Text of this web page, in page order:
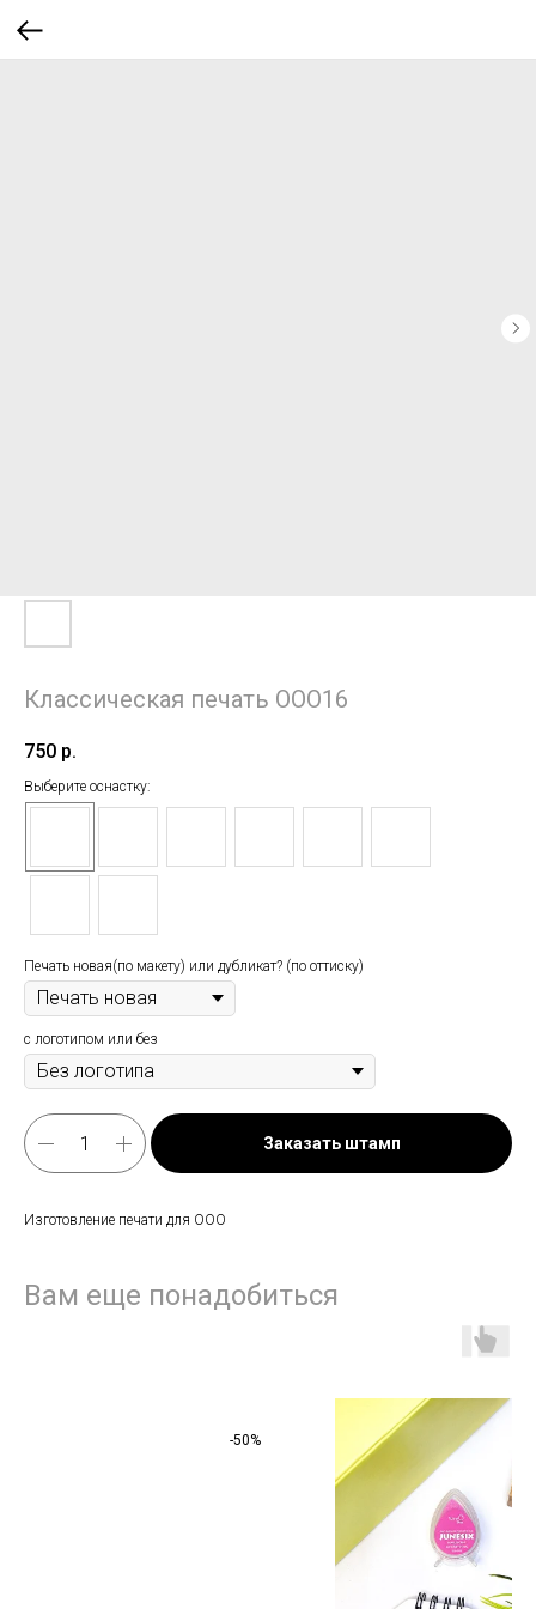
Классическая печать ООО16
750 р.
Выберите оснастку:
Печать новая(по макету) или дубликат? (по оттиску)
с логотипом или без
Заказать штамп
Изготовление печати для ООО
Вам еще понадобиться
-50%